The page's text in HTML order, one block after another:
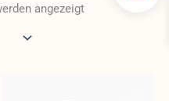
angezeigt